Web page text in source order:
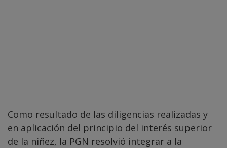
Como resultado de las diligencias realizadas y
en aplicación del principio del interés superior
de la niñez, la PGN resolvió integrar a la